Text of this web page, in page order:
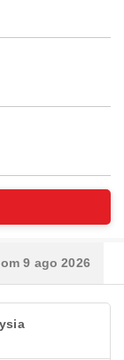
9 ago 2026